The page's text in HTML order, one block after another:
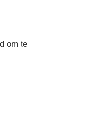
om te